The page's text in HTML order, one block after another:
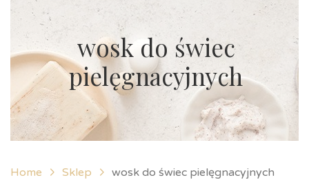
wosk do świec
pielęgnacyjnych
Home Sklep wosk do świec pielęgnacyjnych